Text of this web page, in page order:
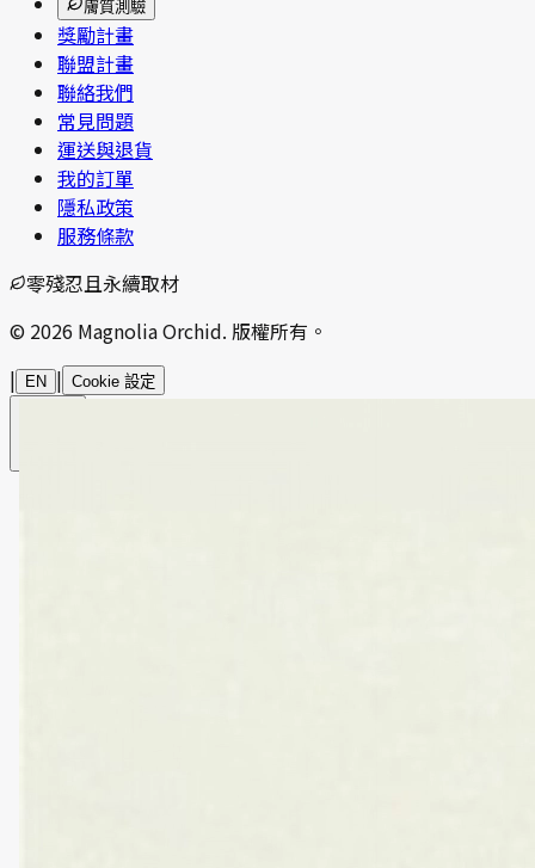
膚質測驗
獎勵計畫
聯盟計畫
聯絡我們
常見問題
運送與退貨
我的訂單
隱私政策
服務條款
零殘忍且永續取材
© 2026 Magnolia Orchid. 版權所有。
|
EN | Cookie 設定